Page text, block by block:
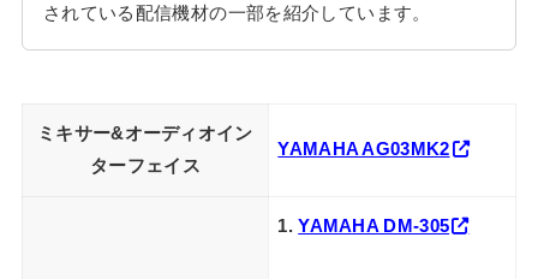
されている配信機材の一部を紹介しています。
ミキサー&オーディオイン
ターフェイス
YAMAHA AG03MK2
1. YAMAHA DM-305